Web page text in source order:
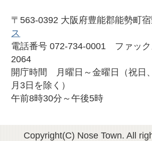
〒563-0392 大阪府豊能郡能勢町
ス
電話番号 072-734-0001 ファッ
2064
開庁時間 月曜日～金曜日（祝日
月3日を除く）
午前8時30分～午後5時
Copyright(C) Nose Town. All